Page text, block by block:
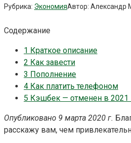
Рубрика: ЭкономияАвтор: Александр
Содержание
1 Краткое описание
2 Как завести
3 Пополнение
4 Как платить телефоном
5 Кэшбек — отменен в 2021
Опубликовано 9 марта 2020 г.
расскажу вам, чем